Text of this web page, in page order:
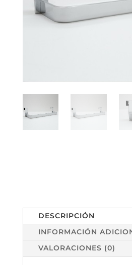
DESCRIPCIÓN
INFORMACIÓN
VALORACIONES (0)